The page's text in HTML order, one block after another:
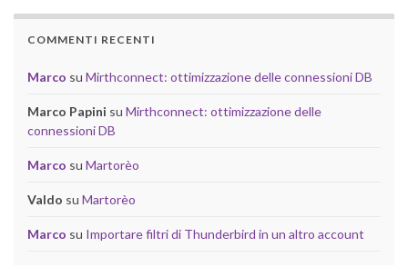
COMMENTI RECENTI
Marco su Mirthconnect: ottimizzazione delle connessioni DB
Marco Papini su Mirthconnect: ottimizzazione delle
connessioni DB
Marco su Martorèo
Valdo su Martorèo
Marco su Importare filtri di Thunderbird in un altro account